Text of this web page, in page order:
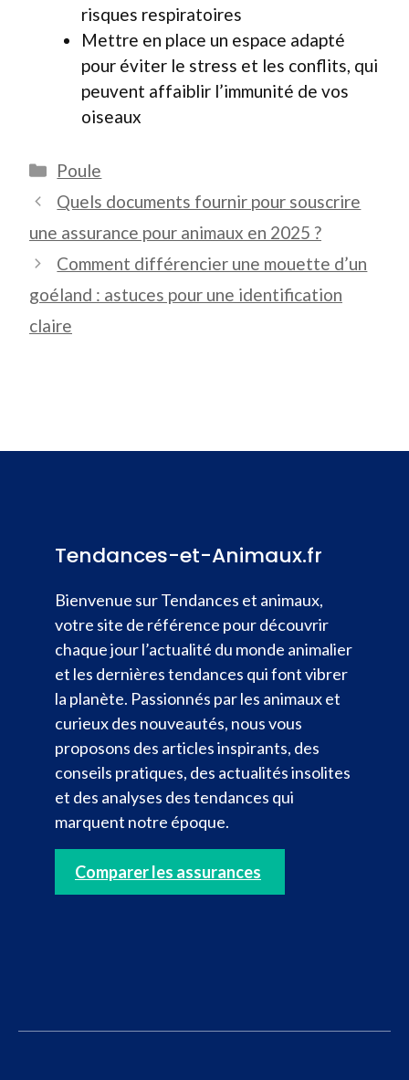
risques respiratoires
Mettre en place un espace adapté
pour éviter le stress et les conflits, qui
peuvent affaiblir l’immunité de vos
oiseaux
Catégories
Poule
Quels documents fournir pour souscrire
une assurance pour animaux en 2025 ?
Comment différencier une mouette d’un
goéland : astuces pour une identification
claire
Tendances-et-Animaux.fr
Bienvenue sur Tendances et animaux,
votre site de référence pour découvrir
chaque jour l’actualité du monde animalier
et les dernières tendances qui font vibrer
la planète. Passionnés par les animaux et
curieux des nouveautés, nous vous
proposons des articles inspirants, des
conseils pratiques, des actualités insolites
et des analyses des tendances qui
marquent notre époque.
Comparer les assurances